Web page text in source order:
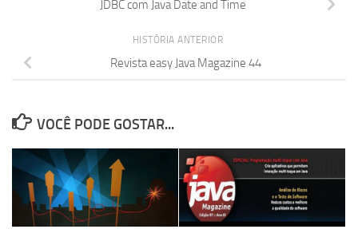
JDBC com Java Date and Time
HISTÓRIA ANTERIOR
Revista easy Java Magazine 44
VOCÊ PODE GOSTAR...